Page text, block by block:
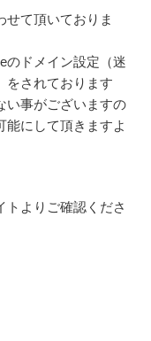
せて頂いておりま
のドメイン設定（迷
をされております
い事がございますの
能にして頂きますよ
よりご確認くださ